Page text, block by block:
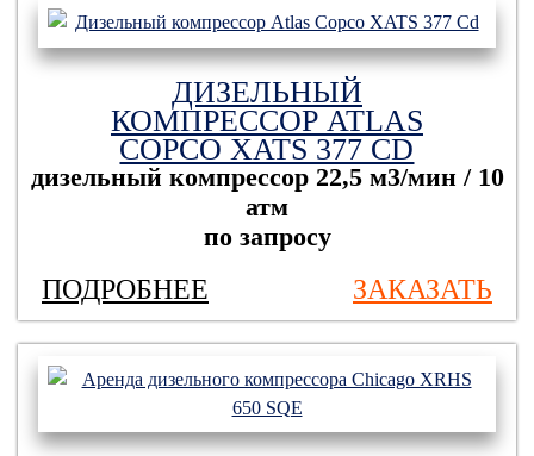
ДИЗЕЛЬНЫЙ
КОМПРЕССОР ATLAS
COPCO XATS 377 CD
дизельный компрессор 22,5 м3/мин / 10
атм
по запросу
ПОДРОБНЕЕ ЗАКАЗАТЬ